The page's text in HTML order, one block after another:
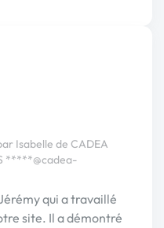
Isabelle de CADEA
*****@cadea-
qui a travaillé
site. Il a démontré